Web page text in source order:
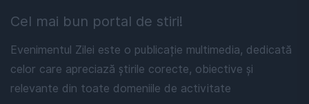
Cel mai bun portal de stiri!
Evenimentul Zilei este o publicație multimedia, dedicată
celor care apreciază știrile corecte, obiective și
relevante din toate domeniile de activitate